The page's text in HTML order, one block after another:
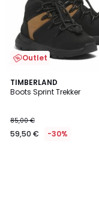
Outlet
TIMBERLAND
Boots Sprint Trekker
85,00 €
59,50 € -30%